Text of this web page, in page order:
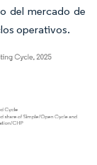
del mercado de
operativos.